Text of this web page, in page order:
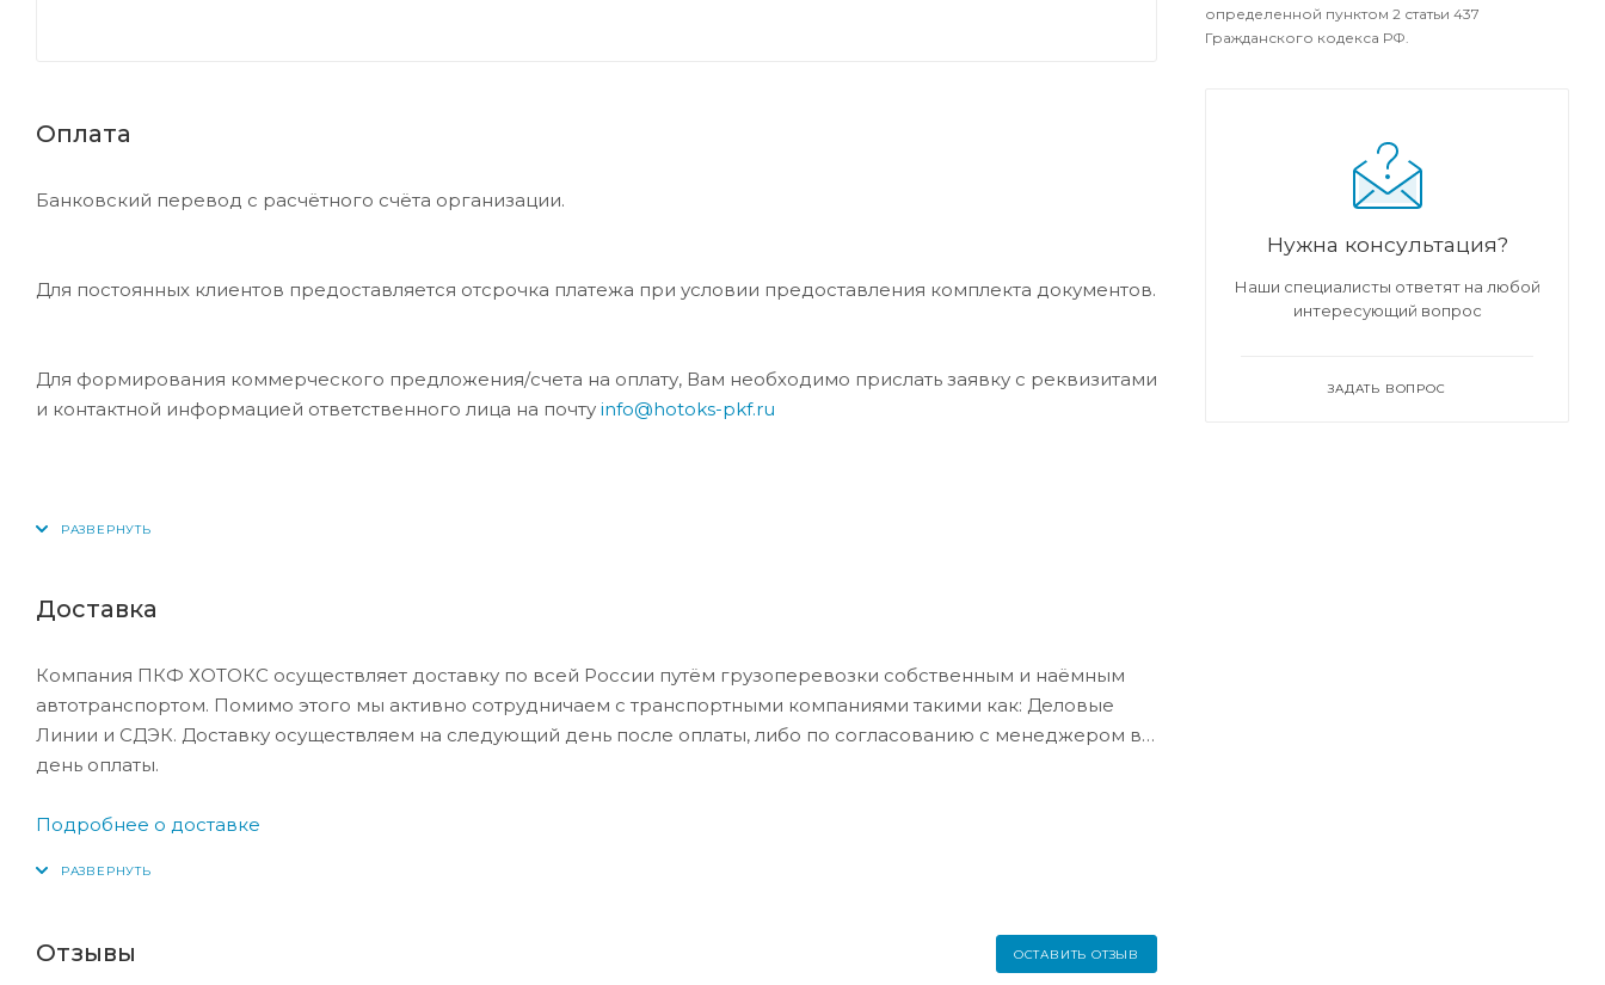
Оплата
Банковский перевод с расчётного счёта организации.
Для постоянных клиентов предоставляется отсрочка платежа при условии предоставления комплекта документов.
Для формирования коммерческого предложения/счета на оплату, Вам необходимо прислать заявку с реквизитами
и контактной информацией ответственного лица на почту info@hotoks-pkf.ru
Доставка
Компания ПКФ ХОТОКС осуществляет доставку по всей России путём грузоперевозки собственным и наёмным
автотранспортом. Помимо этого мы активно сотрудничаем с транспортными компаниями такими как: Деловые
Линии и СДЭК. Доставку осуществляем на следующий день после оплаты, либо по согласованию с менеджером в
день оплаты.
Подробнее о доставке
Отзывы ОСТАВИТЬ ОТЗЫВ
определенной пунктом 2 статьи 437
Гражданского кодекса РФ.
Нужна консультация?
Наши специалисты ответят на любой
интересующий вопрос
ЗАДАТЬ ВОПРОС